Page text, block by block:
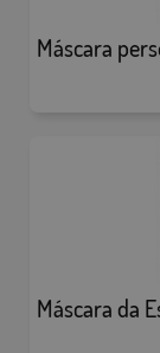
Máscara
Máscara da